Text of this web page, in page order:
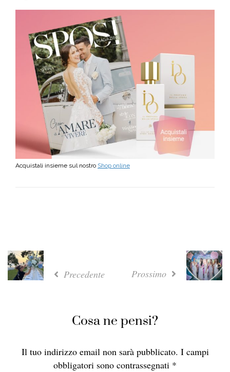
Acquistali insieme sul nostro Shop online
Precedente Prossimo
Cosa ne pensi?
Il tuo indirizzo email non sarà pubblicato. I campi
obbligatori sono contrassegnati *